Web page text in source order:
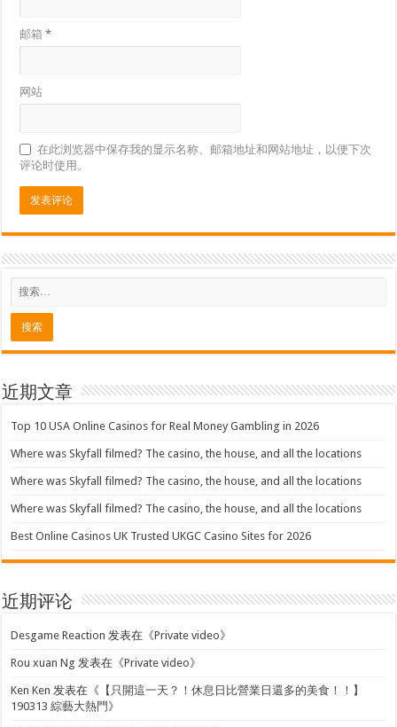
邮箱*
网站
在此浏览器中保存我的显示名称、邮箱地址和网站地址，以便下次
评论时使用。
近期文章
Top 10 USA Online Casinos for Real Money Gambling in 2026
Where was Skyfall filmed? The casino, the house, and all the locations
Where was Skyfall filmed? The casino, the house, and all the locations
Where was Skyfall filmed? The casino, the house, and all the locations
Best Online Casinos UK Trusted UKGC Casino Sites for 2026
近期评论
Desgame Reaction 发表在《Private video》
Rou xuan Ng 发表在《Private video》
Ken Ken 发表在《 【只開這一天？！休息日比營業日還多的美食！！】
190313 綜藝大熱門 》